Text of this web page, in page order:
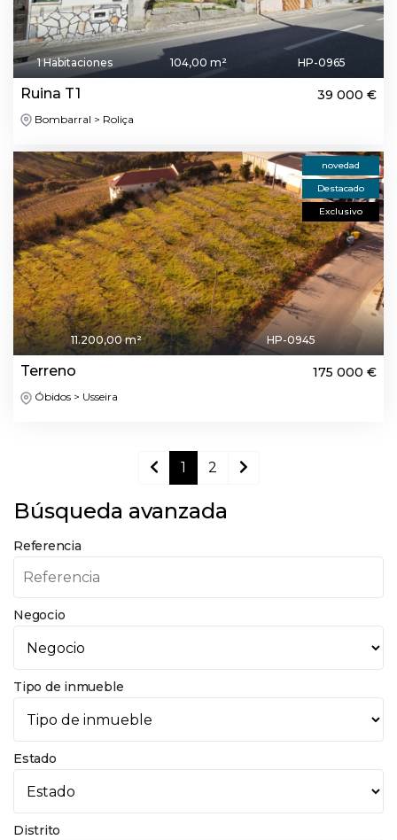
1 Habitaciones 104,00 m² HP-0965
Ruina T1 39 000 €
Bombarral > Roliça
novedad
Destacado
Exclusivo
11.200,00 m² HP-0945
Terreno 175 000 €
Óbidos > Usseira
1 2
Búsqueda avanzada
Referencia
Negocio
Tipo de inmueble
Estado
Distrito